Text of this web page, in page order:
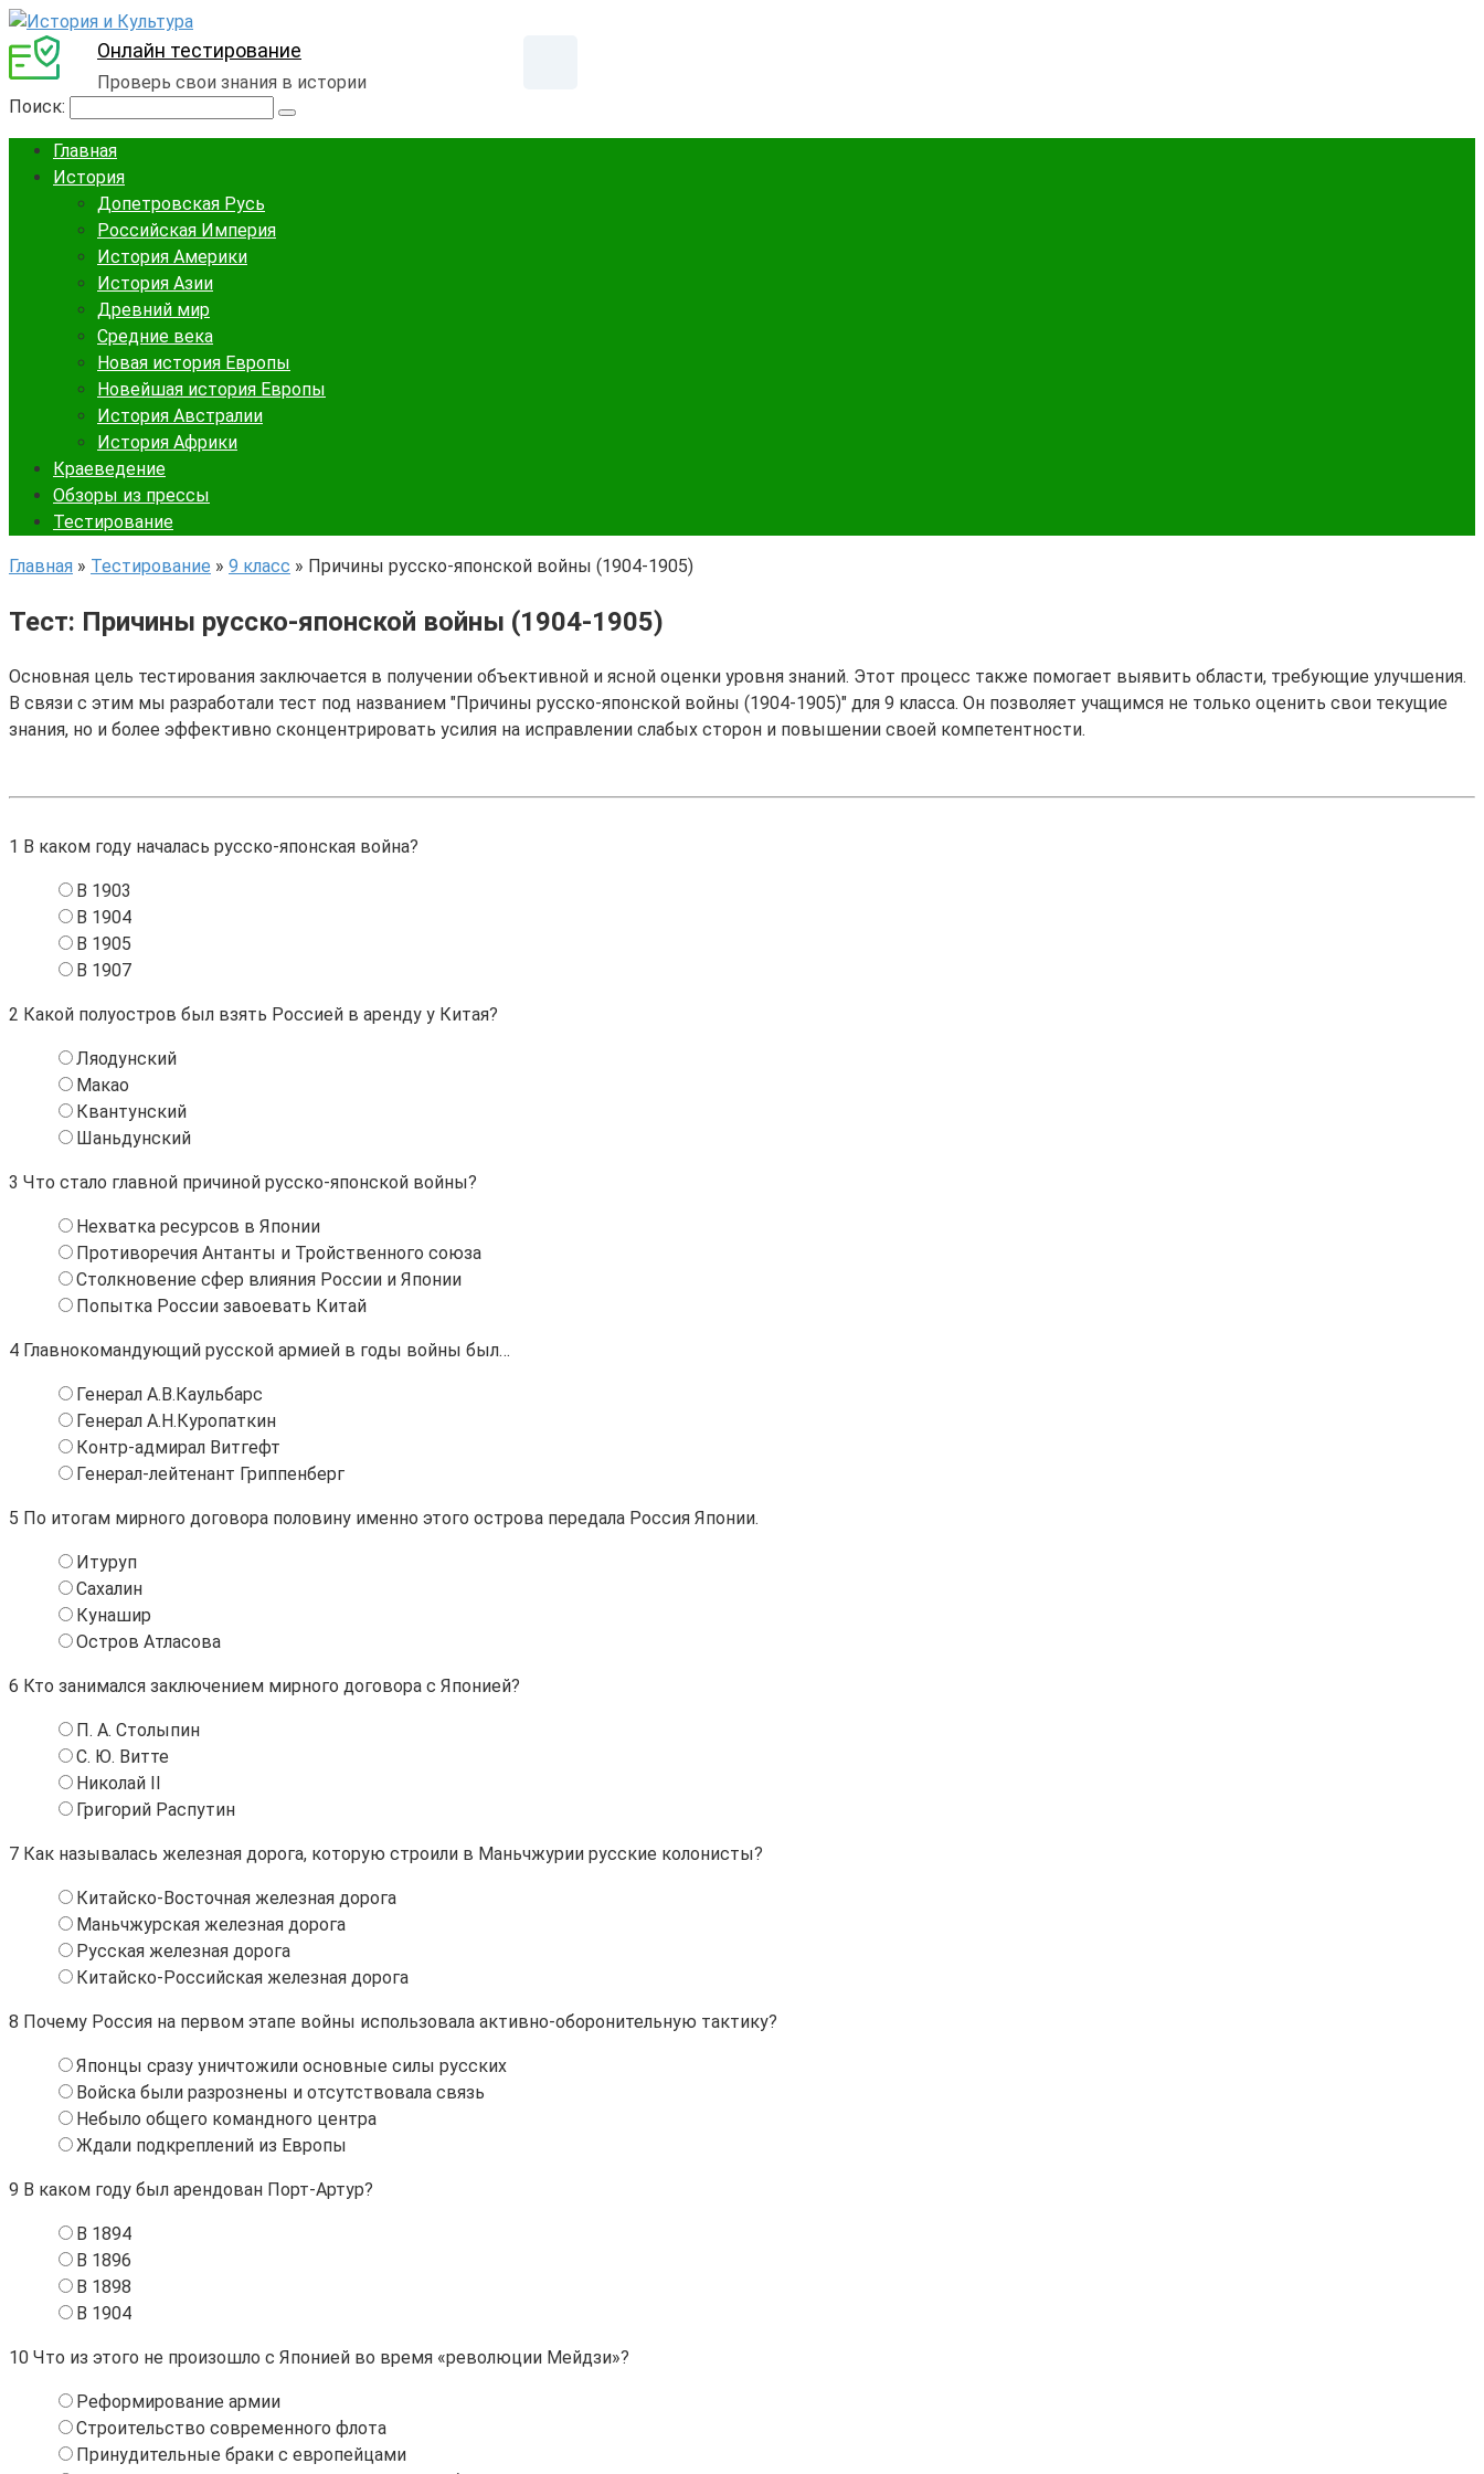
Онлайн тестирование
Проверь свои знания в истории
Поиск:
Главная
История
Допетровская Русь
Российская Империя
История Америки
История Азии
Древний мир
Средние века
Новая история Европы
Новейшая история Европы
История Австралии
История Африки
Краеведение
Обзоры из прессы
Тестирование
Главная » Тестирование » 9 класс » Причины русско-японской войны (1904-1905)
Тест: Причины русско-японской войны (1904-1905)
Основная цель тестирования заключается в получении объективной и ясной оценки уровня знаний. Этот процесс также помогает выявить области, требующие улучшения.
В связи с этим мы разработали тест под названием "Причины русско-японской войны (1904-1905)" для 9 класса. Он позволяет учащимся не только оценить свои текущие
знания, но и более эффективно сконцентрировать усилия на исправлении слабых сторон и повышении своей компетентности.
1 В каком году началась русско-японская война?
В 1903
В 1904
В 1905
В 1907
2 Какой полуостров был взять Россией в аренду у Китая?
Ляодунский
Макао
Квантунский
Шаньдунский
3 Что стало главной причиной русско-японской войны?
Нехватка ресурсов в Японии
Противоречия Антанты и Тройственного союза
Столкновение сфер влияния России и Японии
Попытка России завоевать Китай
4 Главнокомандующий русской армией в годы войны был…
Генерал А.В.Каульбарс
Генерал А.Н.Куропаткин
Контр-адмирал Витгефт
Генерал-лейтенант Гриппенберг
5 По итогам мирного договора половину именно этого острова передала Россия Японии.
Итуруп
Сахалин
Кунашир
Остров Атласова
6 Кто занимался заключением мирного договора с Японией?
П. А. Столыпин
С. Ю. Витте
Николай II
Григорий Распутин
7 Как называлась железная дорога, которую строили в Маньчжурии русские колонисты?
Китайско-Восточная железная дорога
Маньчжурская железная дорога
Русская железная дорога
Китайско-Российская железная дорога
8 Почему Россия на первом этапе войны использовала активно-оборонительную тактику?
Японцы сразу уничтожили основные силы русских
Войска были разрознены и отсутствовала связь
Небыло общего командного центра
Ждали подкреплений из Европы
9 В каком году был арендован Порт-Артур?
В 1894
В 1896
В 1898
В 1904
10 Что из этого не произошло с Японией во время «революции Мейдзи»?
Реформирование армии
Строительство современного флота
Принудительные браки с европейцами